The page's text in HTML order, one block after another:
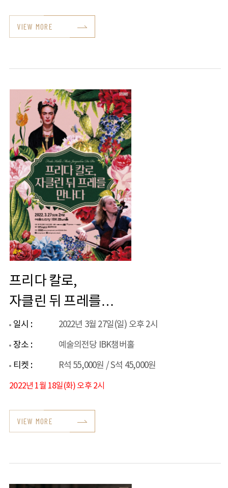
VIEW MORE
프리다 칼로,
자클린 뒤 프레를
만나다
일시 :
2022년 3월 27일(일) 오후 2시
장소 :
예술의전당 IBK챔버홀
티켓 :
R석 55,000원 / S석 45,000원
2022년 1월 18일(화) 오후 2시
VIEW MORE